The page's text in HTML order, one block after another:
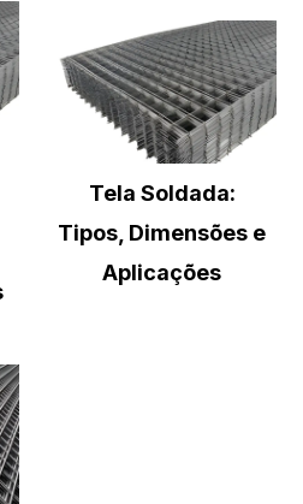
Tela Soldada:
Tipos, Dimensões e
Aplicações